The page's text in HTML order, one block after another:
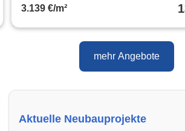
3.139 €/m²
mehr Angebote
Aktuelle Neubauprojekte